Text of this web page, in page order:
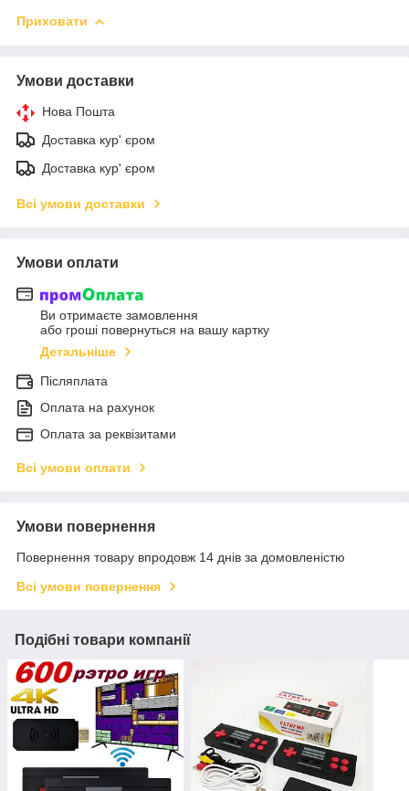
Приховати
Умови доставки
Нова Пошта
Доставка кур' єром
Доставка кур' єром
Всі умови доставки
Умови оплати
Ви отримаєте замовлення
або гроші повернуться на вашу картку
Детальніше
Післяплата
Оплата на рахунок
Оплата за реквізитами
Всі умови оплати
Умови повернення
Повернення товару впродовж 14 днів за домовленістю
Всі умови повернення
Подібні товари компанії